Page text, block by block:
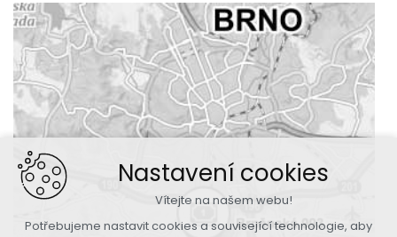
Nastavení cookies
Vítejte na našem webu!
Potřebujeme nastavit cookies a související technologie, aby